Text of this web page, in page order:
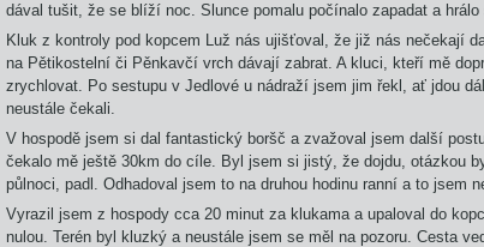
dával tušit, že se blíží noc. Slunce pomalu počínalo zapadat a
Kluk z kontroly pod kopcem Luž nás ujišťoval, že již nás nečekají
na Pětikostelní či Pěnkavčí vrch dávají zabrat. A kluci, kteří mě
zrychlovat. Po sestupu v Jedlové u nádraží jsem jim řekl, ať jdou
neustále čekali.
V hospodě jsem si dal fantastický boršč a zvažoval jsem další
čekalo mě ještě 30km do cíle. Byl jsem si jistý, že dojdu, otázkou
půlnoci, padl. Odhadoval jsem to na druhou hodinu ranní a to jsem
Vyrazil jsem z hospody cca 20 minut za klukama a upaloval do
nulou. Terén byl kluzký a neustále jsem se měl na pozoru. Cesta